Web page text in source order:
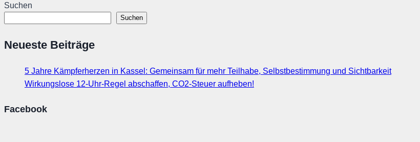
Suchen
Suchen
Neueste Beiträge
5 Jahre Kämpferherzen in Kassel: Gemeinsam für mehr Teilhabe, Selbstbestimmung und Sichtbarkeit
Wirkungslose 12-Uhr-Regel abschaffen, CO2-Steuer aufheben!
Facebook